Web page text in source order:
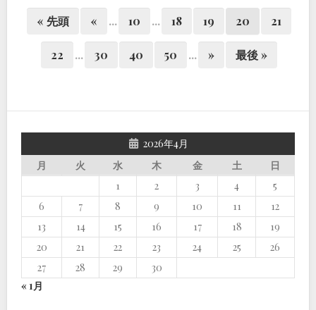
« 先頭 « ... 10 ... 18 19 20 21
22 ... 30 40 50 ... » 最後 »
2026年4月
月
火 水 木 金 土
日
1
2 3 4
5
6
7 8 9 10 11
12
13
14 15 16 17 18
19
20
21 22 23 24 25
26
27
28 29
30
« 1月